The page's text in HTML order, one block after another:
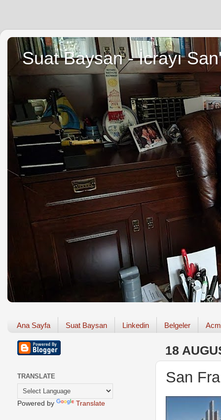
Suat Baysan - İcrayı
Ana Sayfa Suat Baysan Linkedin Belgeler
18
San
TRANSLATE
Powered by Translate